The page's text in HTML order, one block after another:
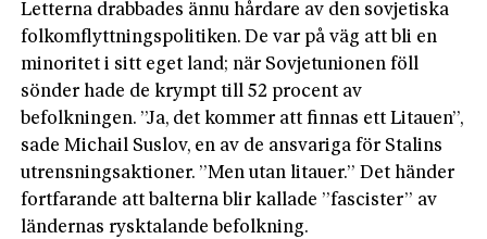
Letterna drabbades ännu hårdare av den sovjetiska
folkomflyttningspolitiken. De var på väg att bli en
minoritet i sitt eget land; när Sovjetunionen föll
sönder hade de krympt till 52 procent av
befolkningen. ”Ja, det kommer att finnas ett Litauen”,
sade Michail Suslov, en av de ansvariga för Stalins
utrensningsaktioner. ”Men utan litauer.” Det händer
fortfarande att balterna blir kallade ”fascister” av
ländernas rysktalande befolkning.